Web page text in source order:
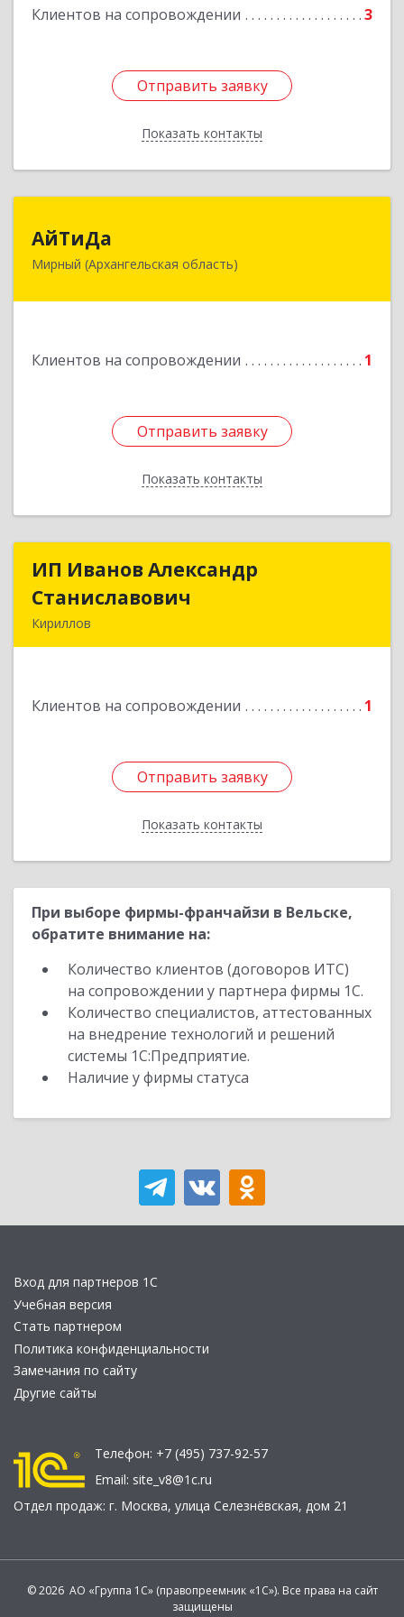
Клиентов на сопровождении 3
Отправить заявку
Показать контакты
Отправить заявку
Назад
АйТиДа
Мирный (Архангельская область)
Клиентов на сопровождении 1
Отправить заявку
Показать контакты
164170, Архангельская обл, Мирный г,
Отправить заявку
Назад
ИП Иванов Александр
Станиславович
Кириллов
Клиентов на сопровождении 1
Отправить заявку
Показать контакты
ИП Иванов Александр
Подробнее
Отправить заявку
Назад
При выборе фирмы-франчайзи в Вельске,
обратите внимание на:
Количество клиентов (договоров ИТС)
на сопровождении у партнера фирмы 1С.
Количество специалистов, аттестованных
на внедрение технологий и решений
системы 1С:Предприятие.
Наличие у фирмы статуса
Вход для партнеров 1С
Учебная версия
Стать партнером
Политика конфиденциальности
Замечания по сайту
Другие сайты
Телефон: +7 (495) 737-92-57
Email: site_v8@1c.ru
Отдел продаж: г. Москва, улица Селезнёвская, дом 21
© 2026 АО «Группа 1С» (правопреемник «1С»). Все права на сайт
защищены